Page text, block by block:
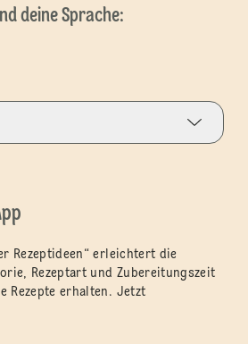
deine Sprache:
Rezeptideen“ erleichtert die
Rezeptart und Zubereitungszeit
Rezepte erhalten. Jetzt